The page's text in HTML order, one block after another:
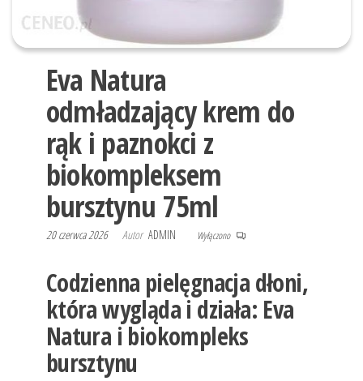
Eva Natura
odmładzający krem do
rąk i paznokci z
biokompleksem
bursztynu 75ml
20 czerwca 2026 Autor ADMIN Wyłączono
Codzienna pielęgnacja dłoni,
która wygląda i działa: Eva
Natura i biokompleks
bursztynu